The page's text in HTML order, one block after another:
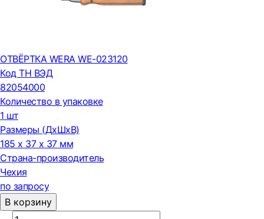
ОТВЁРТКА WERA WE-023120
Код ТН ВЭД
82054000
Количество в упаковке
1 шт
Размеры (ДxШxВ)
185 x 37 x 37 мм
Страна-производитель
Чехия
по запросу
В корзину